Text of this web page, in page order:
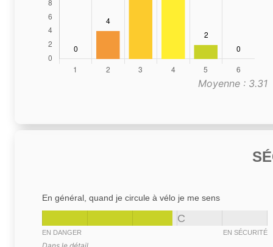
Moyenne : 3.31
En général, quand je circule à vélo je me sens
C
EN DANGER EN SÉCURITÉ